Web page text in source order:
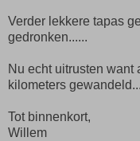
Verder lekkere tapas
gedronken......
Nu echt uitrusten want
kilometers
Tot binnenkort,
Willem